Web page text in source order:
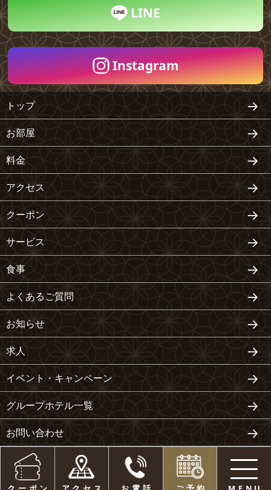
LINE
Instagram
トップ
お部屋
料金
アクセス
クーポン
サービス
食事
よくあるご質問
お知らせ
求人
イベント・キャンペーン
グループホテル一覧
お問い合わせ